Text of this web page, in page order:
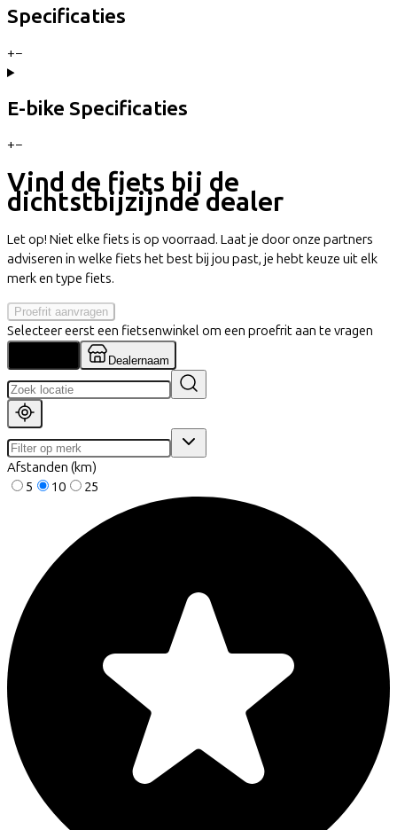
Specificaties
+−
E-bike Specificaties
+−
Vind de fiets bij de
dichtstbijzijnde dealer
Let op! Niet elke fiets is op voorraad. Laat je door onze partners
adviseren in welke fiets het best bij jou past, je hebt keuze uit elk
merk en type fiets.
Proefrit aanvragen
Selecteer eerst een fietsenwinkel om een proefrit aan te vragen
Dealernaam
Afstanden (km)
5
10 25